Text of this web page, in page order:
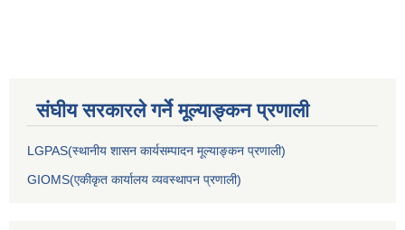
संघीय सरकारले गर्ने मूल्याङ्कन प्रणाली
LGPAS(स्थानीय शासन कार्यसम्पादन मूल्याङ्कन प्रणाली)
GIOMS(एकीकृत कार्यालय व्यवस्थापन प्रणाली)